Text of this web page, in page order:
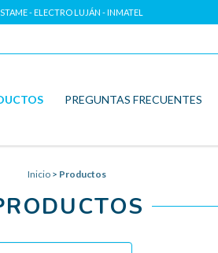
- ELECTRO LUJÁN - INMATEL
PREGUNTAS FRECUENTES
Inicio > Productos